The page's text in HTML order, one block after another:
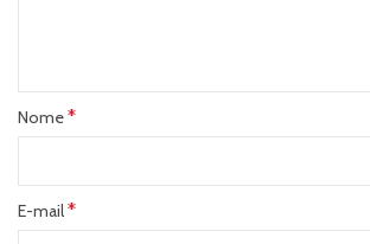
Nome*
E-mail*